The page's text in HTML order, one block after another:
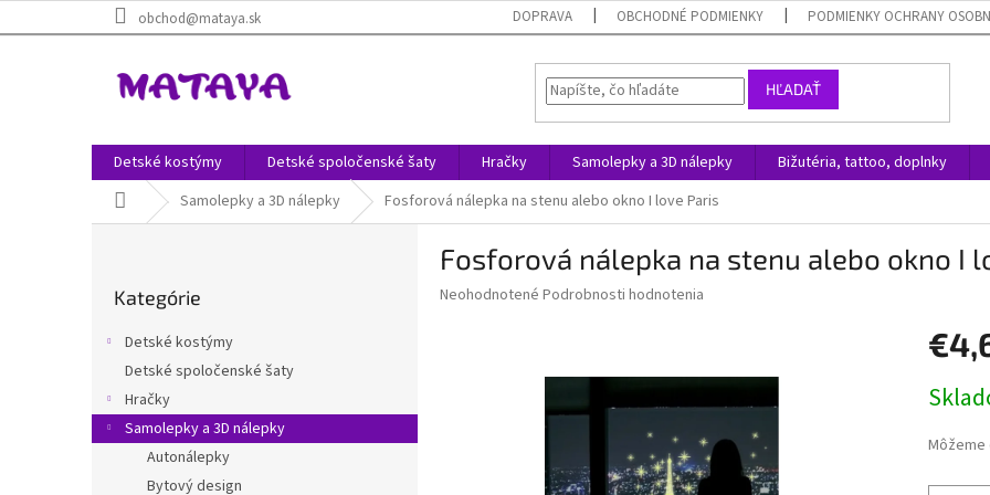
na
obchod@mataya.sk DOPRAVA OBCHODNÉ PODMIENKY PODMIENKY OCHRANY
HĽADAŤ
Detské kostýmy Detské spoločenské šaty Hračky Samolepky a 3D nálepky Bižutéria, tattoo, doplnky
DomovSamolepky a 3D nálepky Fosforová nálepka na stenu alebo okno I love Paris
kategórie
Kategórie
Detské kostýmy
Detské spoločenské šaty
Hračky
Samolepky a 3D nálepky
Autonálepky
Bytový design
Fosforová nálepka na stenu alebo okno I
Priemerné
Neohodnotené Podrobnosti hodnotenia
cena: